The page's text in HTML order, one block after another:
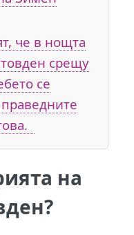
че в нощта
срещу
се
на